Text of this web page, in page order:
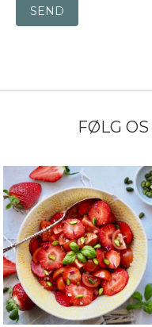
SEND
FØLG